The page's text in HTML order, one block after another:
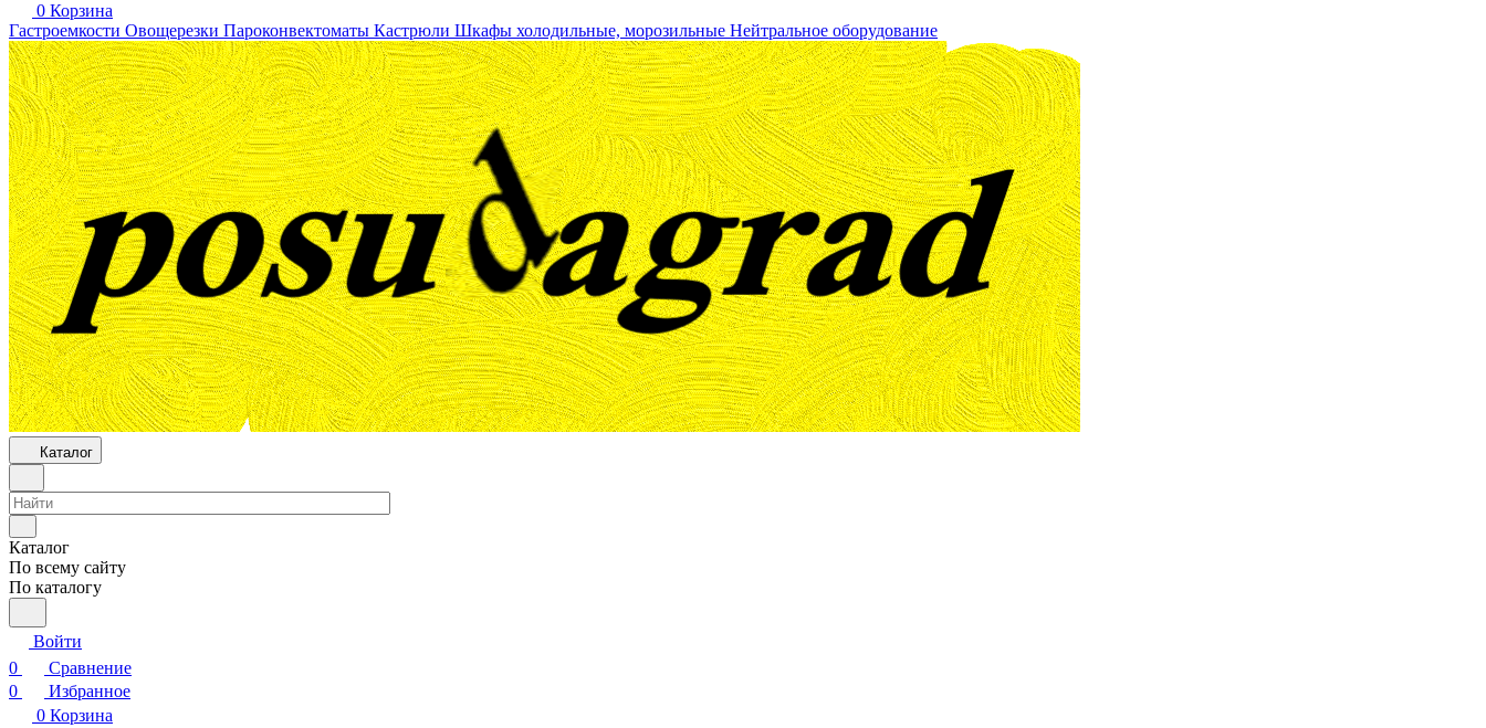
0 Корзина
Гастроемкости Овощерезки Пароконвектоматы Кастрюли Шкафы холодильные, морозильные Нейтральное оборудование
Каталог
Каталог
По всему сайту
По каталогу
Войти
0
Сравнение
0
Избранное
0 Корзина